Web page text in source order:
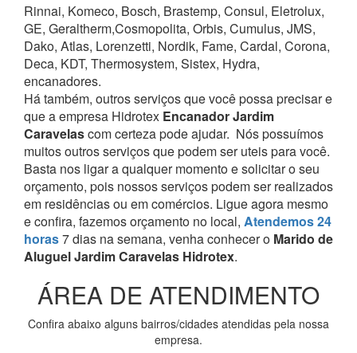
Rinnai, Komeco, Bosch, Brastemp, Consul, Eletrolux,
GE, Geraltherm,Cosmopolita, Orbis, Cumulus, JMS,
Dako, Atlas, Lorenzetti, Nordik, Fame, Cardal, Corona,
Deca, KDT, Thermosystem, Sistex, Hydra,
encanadores.
Há também, outros serviços que você possa precisar e
que a empresa Hidrotex Encanador Jardim
Caravelascom certeza pode ajudar. Nós possuímos
muitos outros serviços que podem ser uteis para você.
Basta nos ligar a qualquer momento e solicitar o seu
orçamento, pois nossos serviços podem ser realizados
em residências ou em comércios. Ligue agora mesmo
e confira, fazemos orçamento no local, Atendemos 24
horas7 dias na semana, venha conhecer o Marido de
Aluguel Jardim Caravelas Hidrotex.
ÁREA DE ATENDIMENTO
Confira abaixo alguns bairros/cidades atendidas pela nossa
empresa.